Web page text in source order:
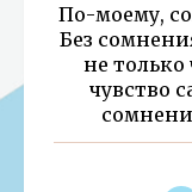
По-моему,
Без
не только
чувство